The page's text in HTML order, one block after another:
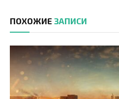
ПОХОЖИЕ ЗАПИСИ